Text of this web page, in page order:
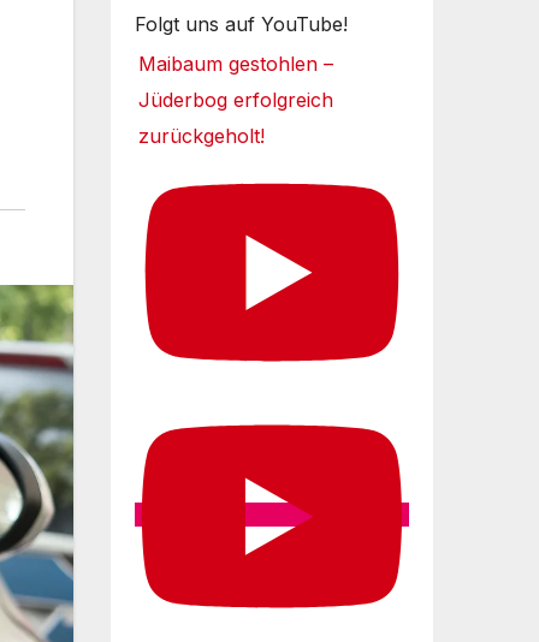
Folgt uns auf YouTube!
Maibaum gestohlen –
Jüderbog erfolgreich
zurückgeholt!